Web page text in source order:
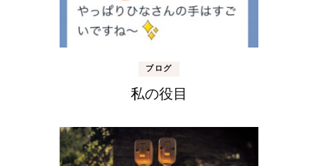
ブログ
私の役目